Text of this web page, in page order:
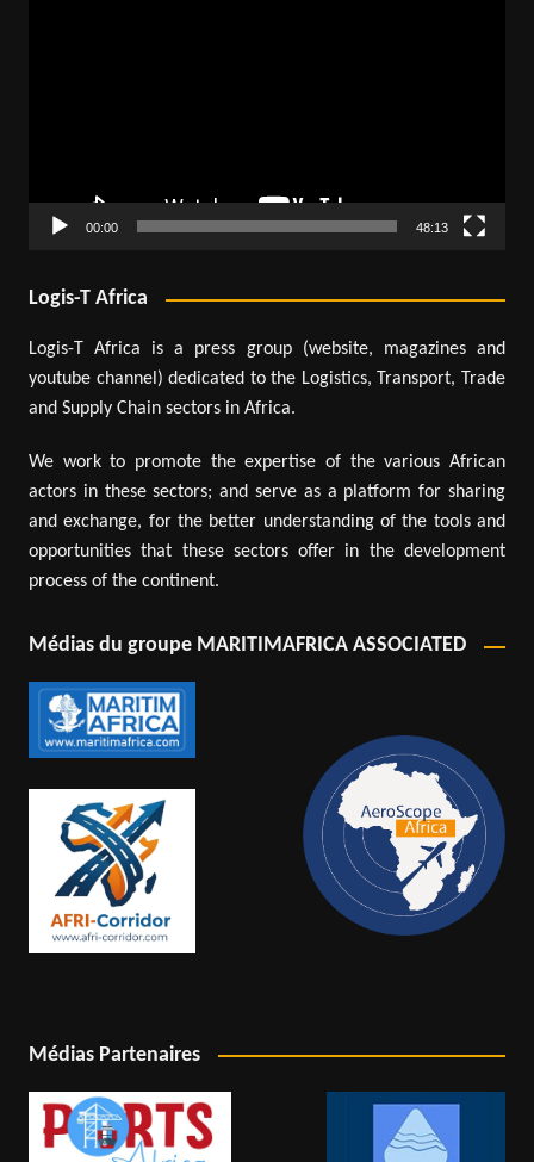
00:00 48:13
Logis-T Africa
Logis-T Africa is a press group (website, magazines and
youtube channel) dedicated to the Logistics, Transport, Trade
and Supply Chain sectors in Africa.
We work to promote the expertise of the various African
actors in these sectors; and serve as a platform for sharing
and exchange, for the better understanding of the tools and
opportunities that these sectors offer in the development
process of the continent.
Médias du groupe MARITIMAFRICA ASSOCIATED
Médias Partenaires